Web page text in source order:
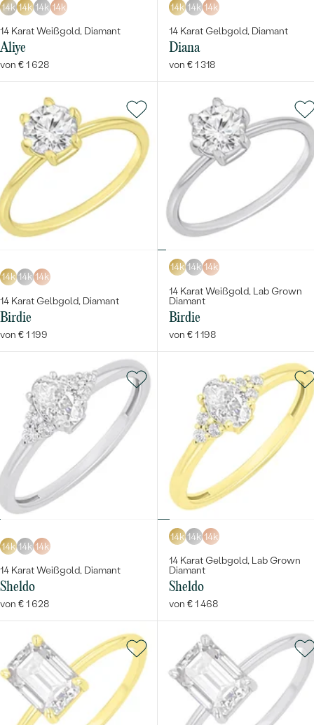
14k 14k 14k 14k
14 Karat Weißgold, Diamant
Aliye
von € 1 628
14k 14k 14k
14 Karat Gelbgold, Diamant
Diana
von € 1 318
14k 14k 14k
14 Karat Gelbgold, Diamant
Birdie
von € 1 199
14k 14k 14k
14 Karat Weißgold, Lab Grown
Diamant
Birdie
von € 1 198
14k 14k 14k
14 Karat Weißgold, Diamant
Sheldo
von € 1 628
14k 14k 14k
14 Karat Gelbgold, Lab Grown
Diamant
Sheldo
von € 1 468